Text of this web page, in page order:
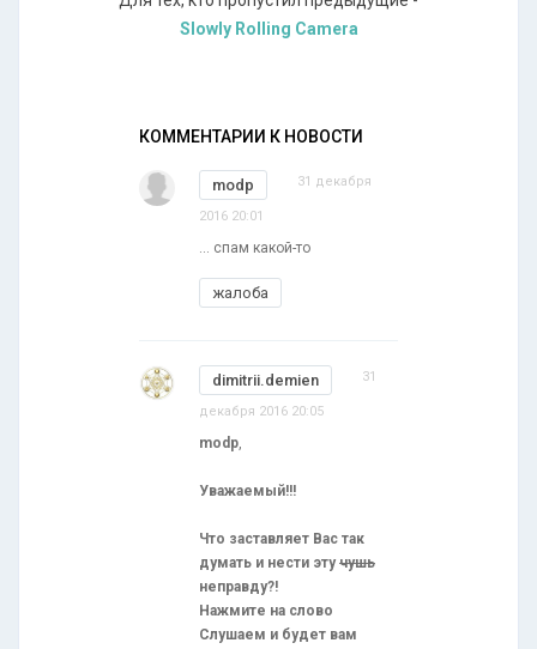
Slowly Rolling Camera
КОММЕНТАРИИ К НОВОСТИ
modp 31 декабря
2016 20:01
... спам какой-то
жалоба
dimitrii.demien 31
декабря 2016 20:05
modp,
Уважаемый!!!
Что заставляет Вас так
думать и нести этучушь
неправду?!
Нажмите на слово
Слушаем и будет вам